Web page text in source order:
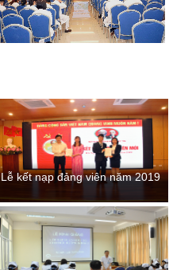
Lễ kết nạp đảng viên năm 2019